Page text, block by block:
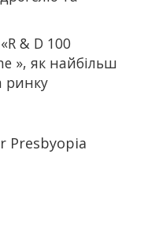
& D 100
», як найбільш
ринку
Presbyopia